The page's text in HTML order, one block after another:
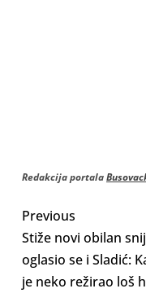
Redakcija portala
Previous
Stiže novi obilan
oglasio se i Sladić:
je neko režirao loš